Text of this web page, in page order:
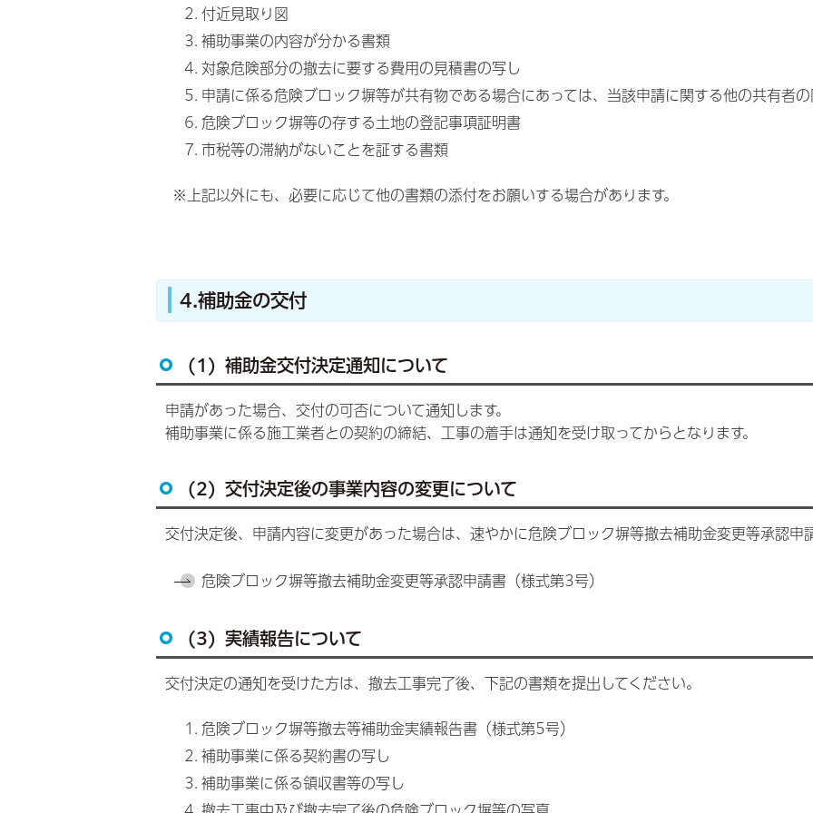
付近見取り図
補助事業の内容が分かる書類
対象危険部分の撤去に要する費用の見積書の写し
申請に係る危険ブロック塀等が共有物である場合にあっては、当該申請に関する他の共有者
危険ブロック塀等の存する土地の登記事項証明書
市税等の滞納がないことを証する書類
※上記以外にも、必要に応じて他の書類の添付をお願いする場合があります。
4.補助金の交付
(1) 補助金交付決定通知について
申請があった場合、交付の可否について通知します。
補助事業に係る施工業者との契約の締結、工事の着手は通知を受け取ってからとなります。
(2) 交付決定後の事業内容の変更について
交付決定後、申請内容に変更があった場合は、速やかに危険ブロック塀等撤去補助金変更等承認申
危険ブロック塀等撤去補助金変更等承認申請書（様式第3号）
(3) 実績報告について
交付決定の通知を受けた方は、撤去工事完了後、下記の書類を提出してください。
危険ブロック塀等撤去等補助金実績報告書（様式第5号）
補助事業に係る契約書の写し
補助事業に係る領収書等の写し